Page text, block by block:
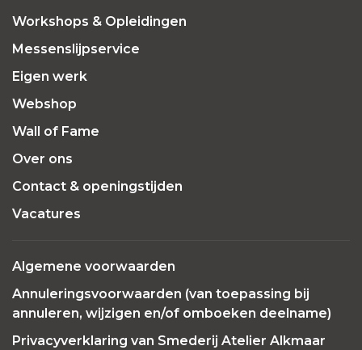
Workshops & Opleidingen
Messenslijpservice
Eigen werk
Webshop
Wall of Fame
Over ons
Contact & openingstijden
Vacatures
Algemene voorwaarden
Annuleringsvoorwaarden (van toepassing bij
annuleren, wijzigen en/of omboeken deelname)
Privacyverklaring van Smederij Atelier Alkmaar